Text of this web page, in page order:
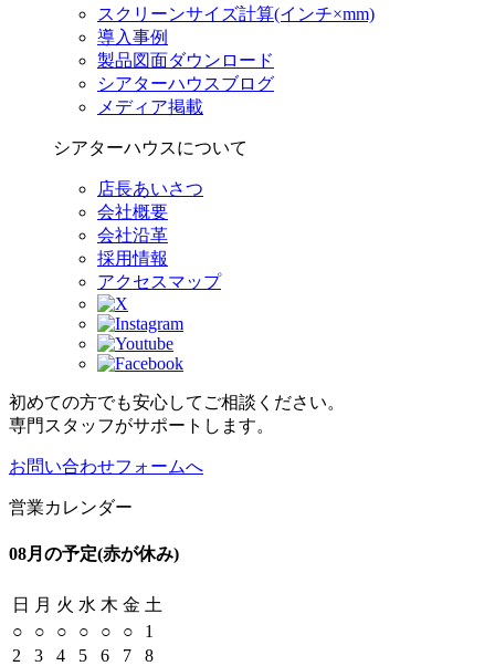
スクリーンサイズ計算(インチ×mm)
導入事例
製品図面ダウンロード
シアターハウスブログ
メディア掲載
シアターハウスについて
店長あいさつ
会社概要
会社沿革
採用情報
アクセスマップ
初めての方でも安心してご相談ください。
専門スタッフがサポートします。
お問い合わせフォームへ
営業カレンダー
08月の予定(赤が休み)
日 月 火 水 木 金 土
○
○ ○ ○ ○ ○
1
2
3 4 5 6 7
8